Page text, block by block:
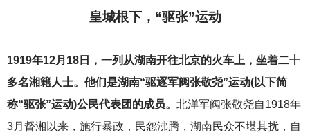
皇城根下，“驱张”运动
1919年12月18日，一列从湖南开往北京的火车上，坐着二十
多名湘籍人士。他们是湖南“驱逐军阀张敬尧”运动(以下简
称“驱张”运动)公民代表团的成员。 北洋军阀张敬尧自1918年
3月督湘以来，施行暴政，民怨沸腾，湖南民众不堪其扰，自